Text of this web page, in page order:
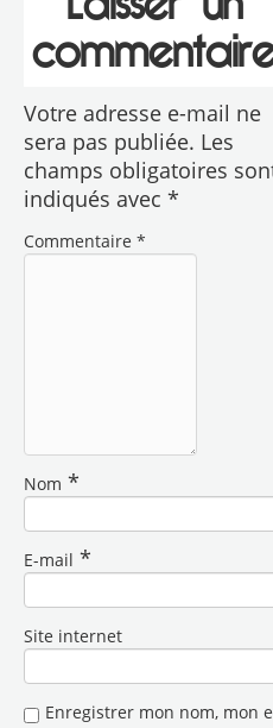
Votre adresse e-mail ne
sera pas publiée. Les
champs obligatoires
indiqués avec *
Commentaire *
Nom *
E-mail *
Site internet
Enregistrer mon nom, mon